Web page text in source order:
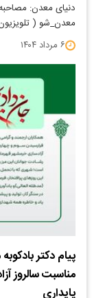
دنیای معدن: مصاحبه
معدن_شو (
۶ مرداد ۱۴۰۴
پیام دکتر
مناسبت سالروز
پایداری